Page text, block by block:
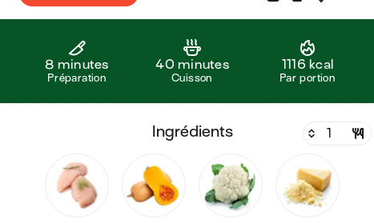
8 minutes
Préparation
40 minutes
Cuisson
1116 kcal
Par portion
ingrédients